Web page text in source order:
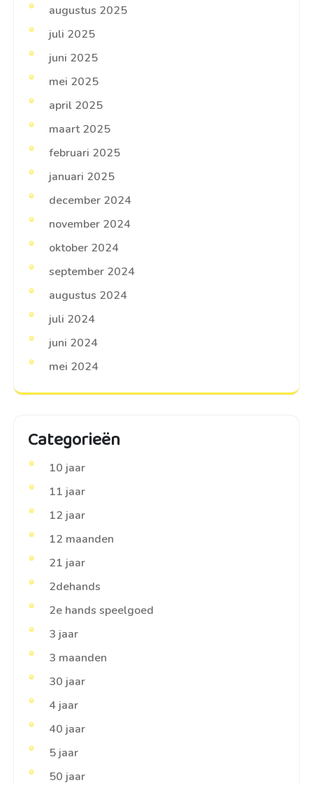
augustus 2025
juli 2025
juni 2025
mei 2025
april 2025
maart 2025
februari 2025
januari 2025
december 2024
november 2024
oktober 2024
september 2024
augustus 2024
juli 2024
juni 2024
mei 2024
Categorieën
10 jaar
11 jaar
12 jaar
12 maanden
21 jaar
2dehands
2e hands speelgoed
3 jaar
3 maanden
30 jaar
4 jaar
40 jaar
5 jaar
50 jaar